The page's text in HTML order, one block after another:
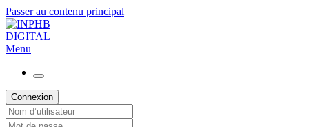
Passer au contenu principal
Menu
Connexion